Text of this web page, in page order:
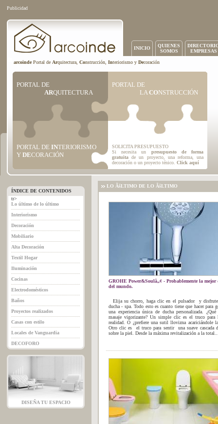
Publicidad
INICIO
QUIENES
SOMOS
EMPRESAS
arcoindePortal de Arquitectura, Construcción, Interiorismo y Decoración
PORTAL DE
ARQUITECTURA
PORTAL DE
LACONSTRUCCIÓN
PORTAL DE INTERIORISMO
Y DECORACIÓN
SOLICITA PRESUPUESTO
Si necesita un presupuesto de forma
gratuitade un proyecto, una reforma, una
decoración o un proyecto ténico. Click aquí
ÍNDICE DE CONTENIDOS
tr>
Lo último de lo último
Interiorismo
Decoración
Mobiliario
Alta Decoración
Textil Hogar
Iluminación
Cocinas
Electrodomésticos
Baños
Proyectos realizados
Casas con estilo
Locales de Vanguardia
DECOFORO
DISEÑA TU ESPACIO
LO ÃšLTIMO DE LO ÃšLTIMO
GROHE Power&Soulâ„¢ - Probablemente la mejor
del mundo.
Elija su chorro, haga clic en el pulsador y
ducha - spa. Todo esto es cuanto tiene que hacer para
una experiencia única de ducha personalizada.
masaje vigorizante? Un simple clic es el truco para
realidad. O ¿prefiere una sutil llovizna acariciándole
Otro clic es el truco para sentir una suave cascada
sobre la piel. Desde la máxima revitalización a la